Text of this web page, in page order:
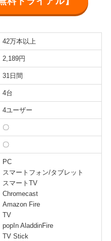
42万本以上
2,189円
31日間
4台
4ユーザー
〇
〇
PC
スマートフォン/タブレット
スマートTV
Chromecast
Amazon Fire
TV
popIn AladdinFire
TV Stick